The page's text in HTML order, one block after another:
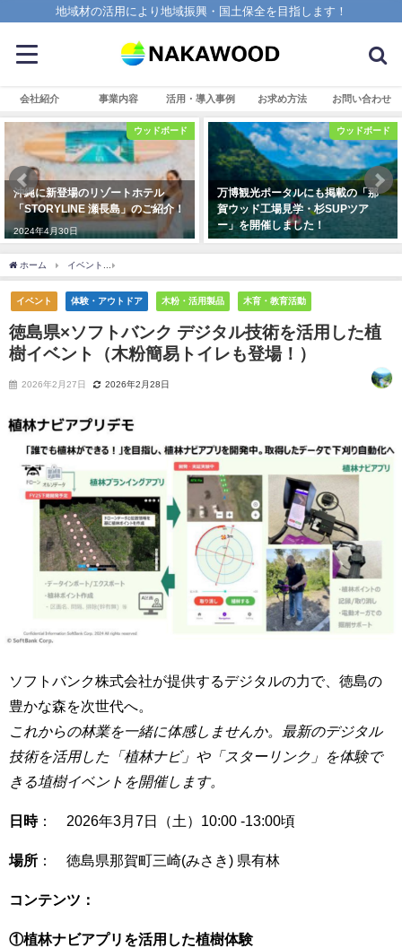
地域材の活用により地域振興・国土保全を目指します！
会社紹介 事業内容 活用・導入事例 お求め方法 お問い合わせ
ウッドボード
沖縄に新登場のリゾートホテル
「STORYLINE 瀬長島」のご紹介！
2024年4月30日
ウッドボード
万博観光ポータルにも掲載の「那
賀ウッド工場見学・杉SUPツア
ー」を開催しました！
ホーム イベント
イベント 体験・アウトドア 木粉・活用製品 木育・教育活動
徳島県×ソフトバンク デジタル技術を活用した植
樹イベント（木粉簡易トイレも登場！）
2026年2月27日 2026年2月28日
ソフトバンク株式会社が提供するデジタルの力で、徳島の
豊かな森を次世代へ。
これからの林業を一緒に体感しませんか。最新のデジタル
技術を活用した「植林ナビ」や「スターリンク」を体験で
きる埴樹イベントを開催します。
日時： 2026年3月7日（土）10:00 -13:00頃
場所 ： 徳島県那賀町三崎(みさき) 県有林
コンテンツ：
①植林ナビアプリを活用した植樹体験